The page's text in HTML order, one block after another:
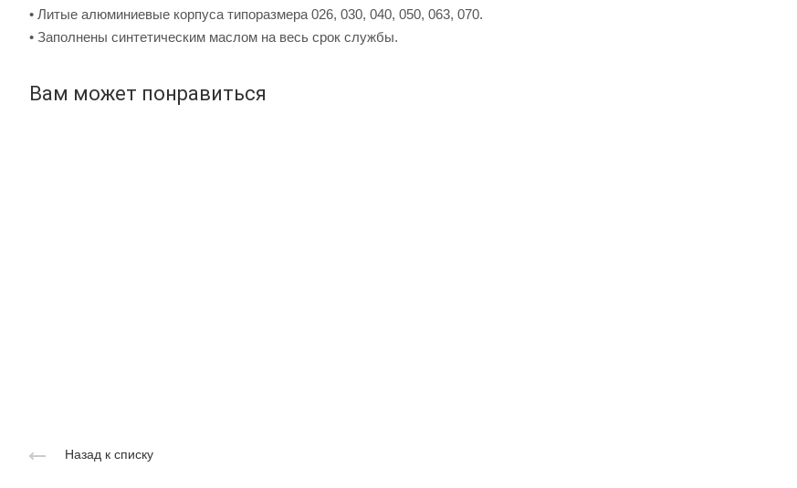
• Литые алюминиевые корпуса типоразмера 026, 030, 040, 050, 063, 070.
• Заполнены синтетическим маслом на весь срок службы.
Вам может понравиться
Назад к списку